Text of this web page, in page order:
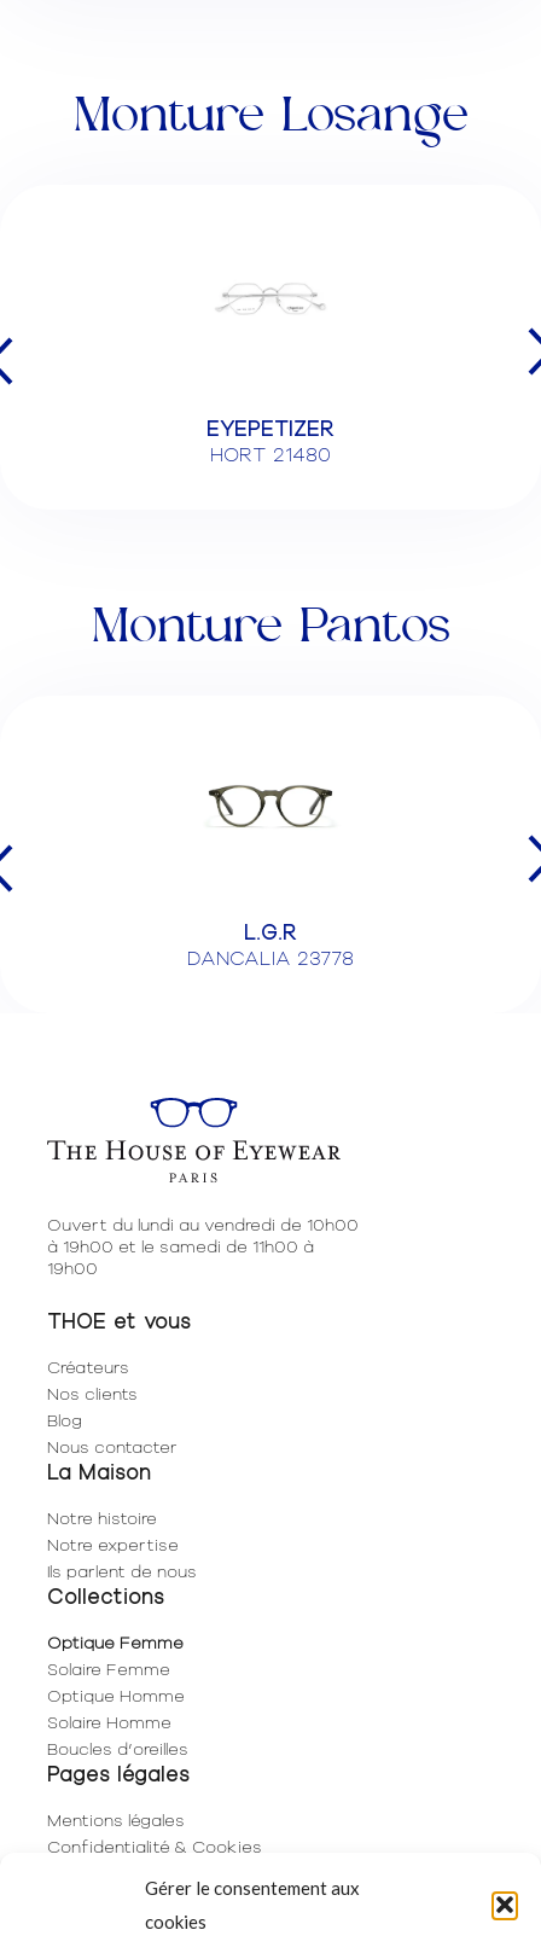
Gérer le consentement aux
cookies
Monture Losange
EYEPETIZER
HORT 21480
Monture Pantos
L.G.R
DANCALIA 23778
Ouvert du lundi au vendredi de 10h00
à 19h00 et le samedi de 11h00 à
19h00
THOE et vous
Créateurs
Nos clients
Blog
Nous contacter
La Maison
Notre histoire
Notre expertise
Ils parlent de nous
Collections
Optique Femme
Solaire Femme
Optique Homme
Solaire Homme
Boucles d’oreilles
Pages légales
Mentions légales
Confidentialité & Cookies
Politique de cookies (UE)